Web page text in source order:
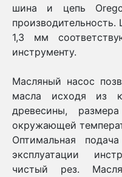
шина и цепь
1,3 мм
инструменту.
Масляный насос
масла исходя из
древесины,
окружающей
Оптимальная
эксплуатации
чистый рез.